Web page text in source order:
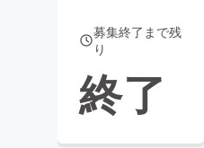
募集終了まで残
り
終了